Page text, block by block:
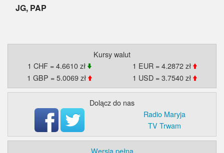
JG, PAP
Kursy walut
1 CHF = 4.6610 zł
1 EUR = 4.2872 zł
1 GBP = 5.0069 zł
1 USD = 3.7540 zł
Dolącz do nas
Radio Maryja
TV Trwam
Wersja pełna